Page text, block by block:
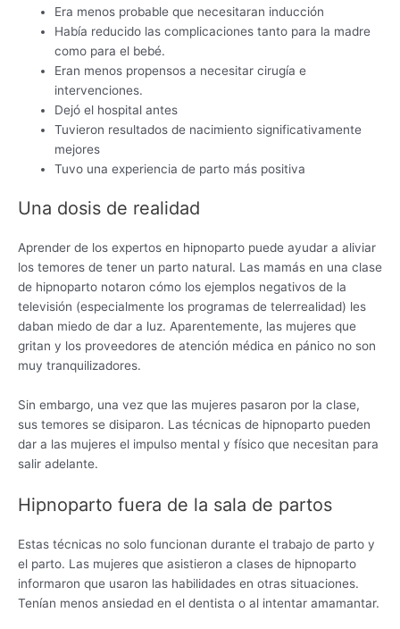
Era menos probable que necesitaran inducción
Había reducido las complicaciones tanto para la madre
como para el bebé.
Eran menos propensos a necesitar cirugía e
intervenciones.
Dejó el hospital antes
Tuvieron resultados de nacimiento significativamente
mejores
Tuvo una experiencia de parto más positiva
Una dosis de realidad
Aprender de los expertos en hipnoparto puede ayudar a aliviar
los temores de tener un parto natural. Las mamás en una clase
de hipnoparto notaron cómo los ejemplos negativos de la
televisión (especialmente los programas de telerrealidad) les
daban miedo de dar a luz. Aparentemente, las mujeres que
gritan y los proveedores de atención médica en pánico no son
muy tranquilizadores.
Sin embargo, una vez que las mujeres pasaron por la clase,
sus temores se disiparon. Las técnicas de hipnoparto pueden
dar a las mujeres el impulso mental y físico que necesitan para
salir adelante.
Hipnoparto fuera de la sala de partos
Estas técnicas no solo funcionan durante el trabajo de parto y
el parto. Las mujeres que asistieron a clases de hipnoparto
informaron que usaron las habilidades en otras situaciones.
Tenían menos ansiedad en el dentista o al intentar amamantar.